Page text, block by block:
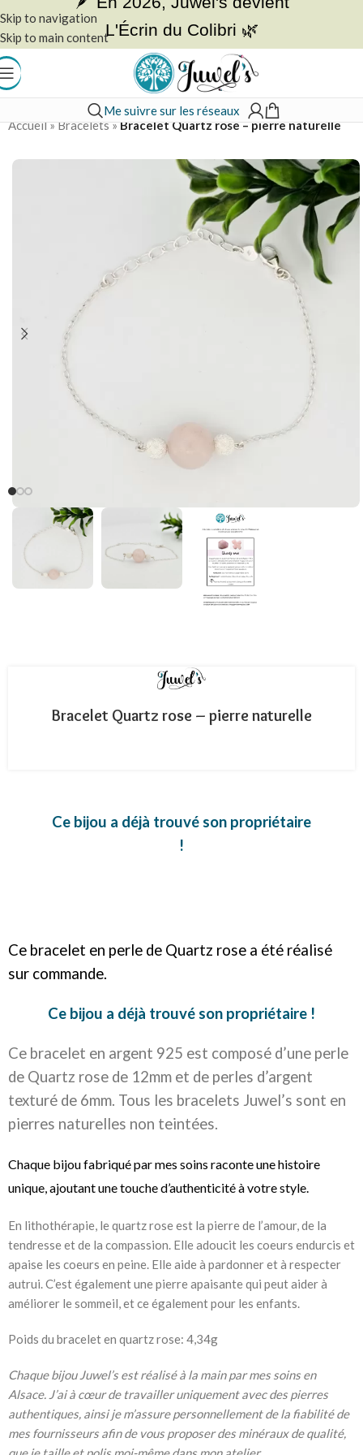
Skip to navigation
Skip to main contentL'Écrin du Colibri 🌿
Me suivre sur les réseaux
Accueil»Bracelets»Bracelet Quartz rose – pierre naturelle
Bracelet Quartz rose – pierre naturelle
Ce bijou a déjà trouvé son propriétaire
!
Ce bracelet en perle de Quartz rose a été réalisé
sur commande.
Ce bijou a déjà trouvé son propriétaire !
Ce bracelet en argent 925 est composé d’une perle
de Quartz rose de 12mm et de perles d’argent
texturé de 6mm. Tous les bracelets Juwel’s sont en
pierres naturelles non teintées.
Chaque bijou fabriqué par mes soins raconte une histoire
unique, ajoutant une touche d’authenticité à votre style.
En lithothérapie, le quartz rose est la pierre de l’amour, de la
tendresse et de la compassion. Elle adoucit les coeurs endurcis et
apaise les coeurs en peine. Elle aide à pardonner et à respecter
autrui. C’est également une pierre apaisante qui peut aider à
améliorer le sommeil, et ce également pour les enfants.
Poids du bracelet en quartz rose: 4,34g
Chaque bijou Juwel’s est réalisé à la main par mes soins en
Alsace. J’ai à cœur de travailler uniquement avec des pierres
authentiques, ainsi je m’assure personnellement de la fiabilité de
mes fournisseurs afin de vous proposer des minéraux de qualité,